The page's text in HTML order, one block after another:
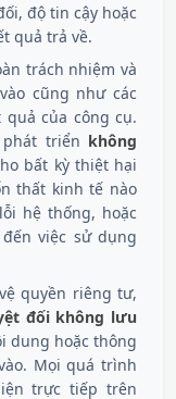
độ tin cậy hoặc
quả trả về.
trách nhiệm và
cũng như các
của công cụ.
triển không
bất kỳ thiệt hại
thất kinh tế nào
hệ thống, hoặc
việc sử dụng
quyền riêng tư,
đối không lưu
dung hoặc thông
Mọi quá trình
trực tiếp trên